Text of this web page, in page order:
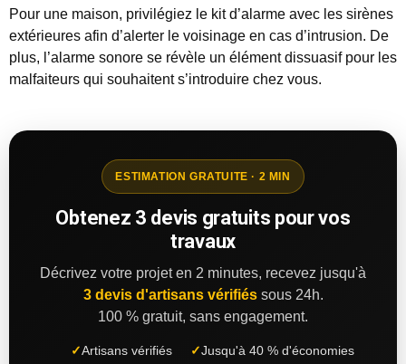
Pour une maison, privilégiez le kit d’alarme avec les sirènes
extérieures afin d’alerter le voisinage en cas d’intrusion. De
plus, l’alarme sonore se révèle un élément dissuasif pour les
malfaiteurs qui souhaitent s’introduire chez vous.
ESTIMATION GRATUITE · 2 MIN
Obtenez 3 devis gratuits pour vos
travaux
Décrivez votre projet en 2 minutes, recevez jusqu'à
3 devis d'artisans vérifiéssous 24h.
100 % gratuit, sans engagement.
✓Artisans vérifiés ✓Jusqu'à 40 % d'économies